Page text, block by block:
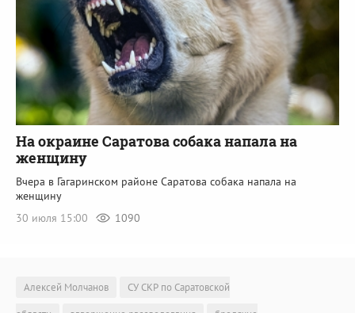
На окраине Саратова собака напала на
женщину
Вчера в Гагаринском районе Саратова собака напала на
женщину
30 июля 15:00
1090
Алексей Молчанов
СУ СКР по Саратовской